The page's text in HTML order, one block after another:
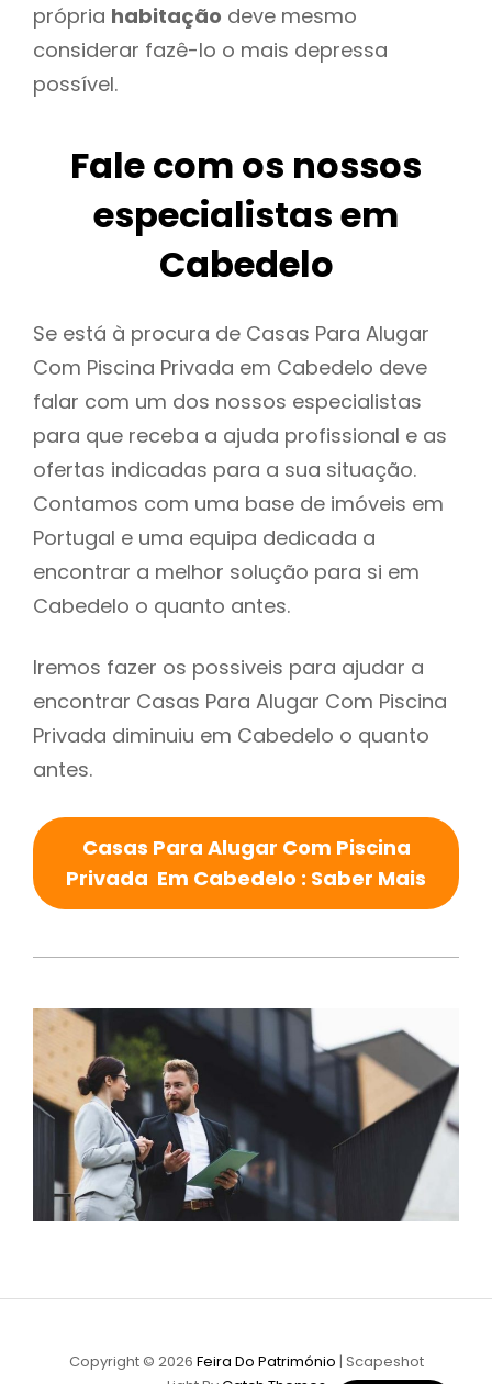
própria habitação deve mesmo
considerar fazê-lo o mais depressa
possível.
Fale com os nossos
especialistas em
Cabedelo
Se está à procura de Casas Para Alugar
Com Piscina Privada em Cabedelo deve
falar com um dos nossos especialistas
para que receba a ajuda profissional e as
ofertas indicadas para a sua situação.
Contamos com uma base de imóveis em
Portugal e uma equipa dedicada a
encontrar a melhor solução para si em
Cabedelo o quanto antes.
Iremos fazer os possiveis para ajudar a
encontrar Casas Para Alugar Com Piscina
Privada diminuiu em Cabedelo o quanto
antes.
Casas Para Alugar Com Piscina
Privada Em Cabedelo : Saber Mais
Copyright © 2026 Feira Do Património | Scapeshot